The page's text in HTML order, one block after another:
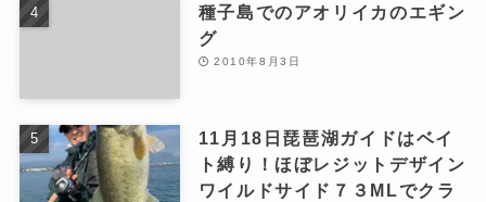
種子島でのアオリイカのエギン
グ
2010年8月3日
11月18日琵琶湖ガイドはベイ
ト縛り！ほぼレジットデザイン
ワイルドサイド７３MLでクラ